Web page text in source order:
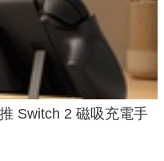
Switch 2 磁吸充電手